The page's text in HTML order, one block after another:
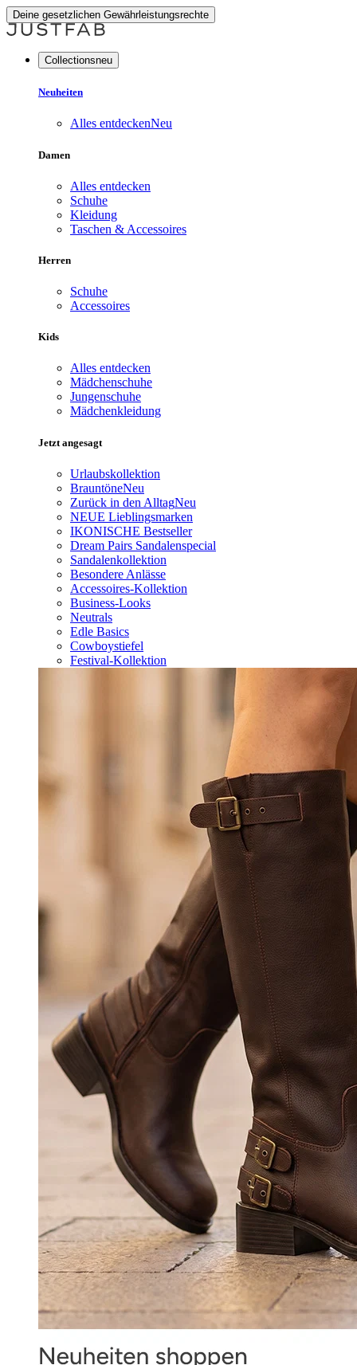
Deine gesetzlichen Gewährleistungsrechte
Collectionsneu
Neuheiten
Alles entdeckenNeu
Damen
Alles entdecken
Schuhe
Kleidung
Taschen & Accessoires
Herren
Schuhe
Accessoires
Kids
Alles entdecken
Mädchenschuhe
Jungenschuhe
Mädchenkleidung
Jetzt angesagt
Urlaubskollektion
BrauntöneNeu
Zurück in den AlltagNeu
NEUE Lieblingsmarken
IKONISCHE Bestseller
Dream Pairs Sandalenspecial
Sandalenkollektion
Besondere Anlässe
Accessoires-Kollektion
Business-Looks
Neutrals
Edle Basics
Cowboystiefel
Festival-Kollektion